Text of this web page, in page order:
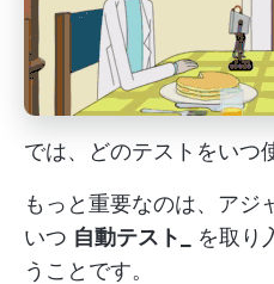
では、どのテストをいつ
もっと重要なのは、アジ
いつ 自動テスト_
を取り
うことです。